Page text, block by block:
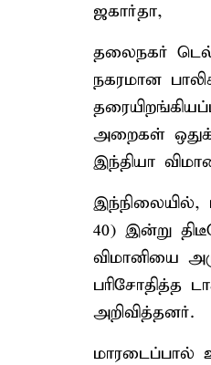
ஜகார்தா,
தலைநகர்
நகரமான
அறைகள்
இந்தியா
இந்நிலையில்,
40) இன்று
விமானியை
பரிசோதித்த
அறிவித்தனர்.
மாரடைப்பால்